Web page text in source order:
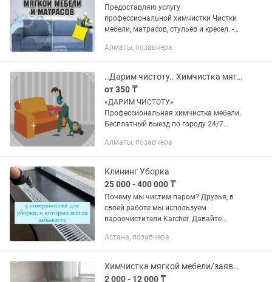
Предоставляю услугу
профессиональной химчистки Чистки
мебели, матрасов, стульев и кресел. -
оборудование фирмы KARCHER и
средства. В итоге мы...
Алматы, позавчера
..Дарим чистоту.. Химчистка мягкой мебели
от 350 ₸
«ДАРИМ ЧИСТОТУ»
Профессиональная химчистка мебели.
Бесплатный выезд по городу 24/7
кресел. - Используем
средства. В итоге мы достигаем...
Алматы, позавчера
Клининг Уборка
25 000 - 400 000 ₸
Почему мы чистим паром? Друзья, в
своей работе мы используем
пароочистители Karcher. Давайте
уборки. 1. Очищая квартиру с
пылевых клещей и...
Астана, позавчера
Химчистка мягкой мебели/заявки принимаю через
2 000 - 12 000 ₸